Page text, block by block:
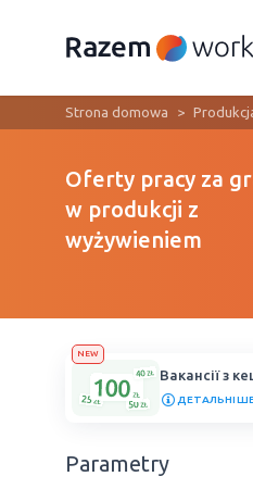
Strona domowa
Oferty pracy za
w produkcji z
wyżywieniem
NEW
Вакансії з
Parametry